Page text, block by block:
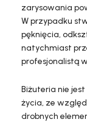
zarysowania
W przypadku
pęknięcia,
natychmiast
profesjonalistą
Biżuteria nie
życia, ze
drobnych